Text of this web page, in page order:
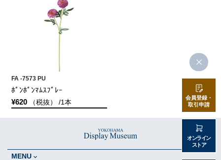
FA -7573 PU
ﾎﾟﾝﾎﾟﾝﾏﾑｽﾌﾟﾚｰ
¥620（税抜） /1本
会員登録・
取引申請
オンライン
ストア
MENU